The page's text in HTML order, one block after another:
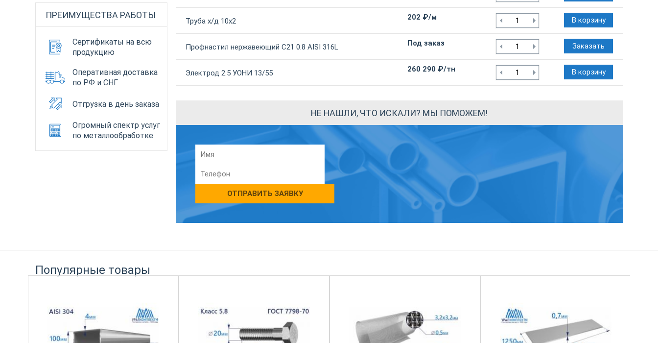
ПРЕИМУЩЕСТВА РАБОТЫ
Сертификаты на всю
продукцию
Оперативная доставка
по РФ и СНГ
Отгрузка в день заказа
Огромный спектр услуг
по металлообработке
Труба х/д 10х2 202 ₽/м В корзину
Профнастил нержавеющий С21 0.8 AISI 316L Под заказ Заказать
Электрод 2.5 УОНИ 13/55 260 290 ₽/тн В корзину
НЕ НАШЛИ, ЧТО ИСКАЛИ? МЫ ПОМОЖЕМ!
ОТПРАВИТЬ ЗАЯВКУ
Популярные товары